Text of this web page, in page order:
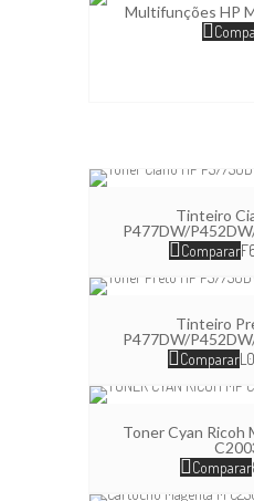
Multifunções HP
Tinteiro
P477DW/
Comparar
Tinteiro
P477DW/
Comparar
Toner Cyan Ricoh
Comparar